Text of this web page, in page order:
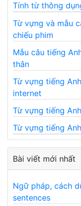
Tính từ thông
Từ vựng và mẫu
chiếu phim
Mẫu câu tiếng
thân
Từ vựng tiếng
internet
Từ vựng tiếng
Từ vựng tiếng
Bài viết mới nhất
Ngữ pháp, cách
sentences